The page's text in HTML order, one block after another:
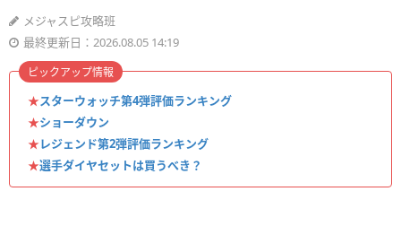
メジャスピ攻略班
最終更新日：2026.08.05 14:19
★スターウォッチ第4弾評価ランキング
★ショーダウン
★レジェンド第2弾評価ランキング
★選手ダイヤセットは買うべき？
ピックアップ情報